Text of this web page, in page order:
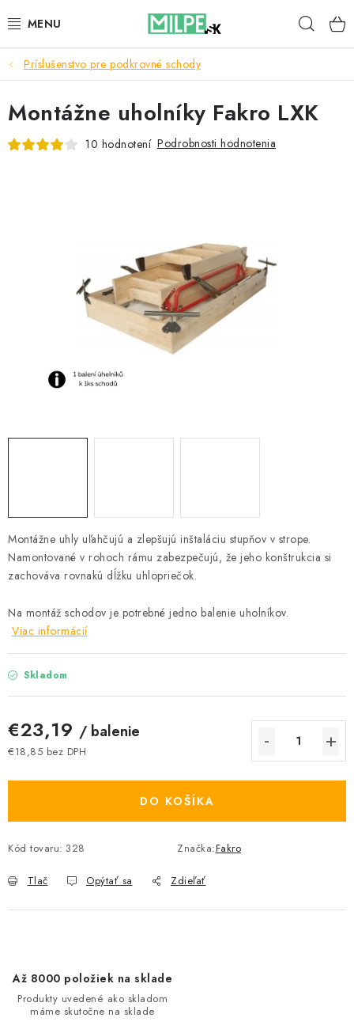
na
STREŠNÉ OKNÁ
PODKROVNÉ SCHODY
DOM A ZÁHRADA
Reklamace a vrácení zboží
Zásady používania súborov cookie
Podmínky ochrany osobních údajů
Mapa webu Milpe.sk
Príslušenstvo pre podkrovné schody
Montážne uhly uľahčujú a zlepšujú inštaláciu stupňov v strope.
Namontované v rohoch rámu zabezpečujú, že jeho konštrukcia si
zachováva rovnakú dĺžku uhlopriečok.
Na montáž schodov je potrebné jedno balenie uholníkov.
Viac informácií
Skladom
€23,19 / balenie
€18,85 bez DPH
DO KOŠÍKA
Kód tovaru: 328 Značka:Fakro
Tlač Opýtať sa Zdieľať
Montážne uholníky Fakro LXK
10 hodnotení Podrobnosti hodnotenia
Až 8000 položiek na sklade
Produkty uvedené ako skladom
máme skutočne na sklade